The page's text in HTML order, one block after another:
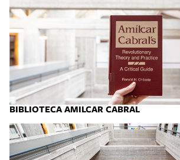
BIBLIOTECA AMILCAR CABRAL